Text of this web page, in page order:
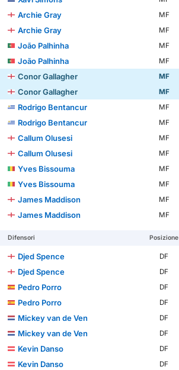
Archie Gray
MF
Archie Gray
MF
João Palhinha
MF
João Palhinha
MF
Conor Gallagher
MF
Conor Gallagher
MF
Rodrigo Bentancur
MF
Rodrigo Bentancur
MF
Callum Olusesi
MF
Callum Olusesi
MF
Yves Bissouma
MF
Yves Bissouma
MF
James Maddison
MF
James Maddison
MF
Difensori Posizione
Djed Spence DF
Djed Spence
DF
Pedro Porro
DF
Pedro Porro
DF
Mickey van de Ven
DF
Mickey van de Ven
DF
Kevin Danso
DF
Kevin Danso
DF